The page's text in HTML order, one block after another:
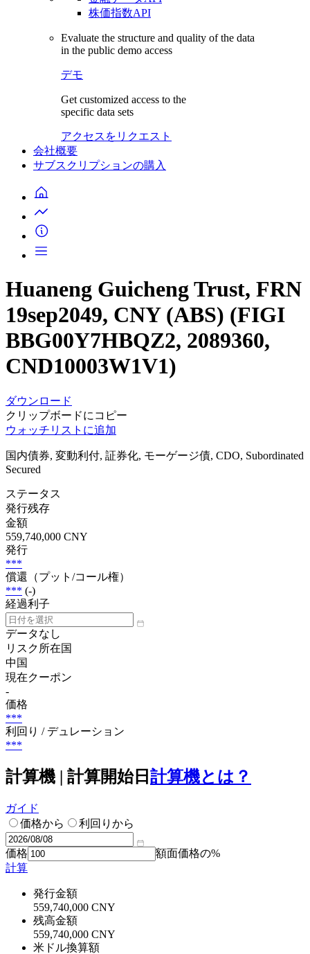
株価指数API
Evaluate the structure and quality of the data
in the public demo access
デモ
Get customized access to the
specific data sets
アクセスをリクエスト
会社概要
サブスクリプションの購入
Huaneng Guicheng Trust, FRN
19sep2049, CNY (ABS) (FIGI
BBG00Y7HBQZ2, 2089360,
CND10003W1V1)
ダウンロード
クリップボードにコピー
ウォッチリストに追加
国内債券, 変動利付, 証券化, モーゲージ債, CDO, Subordinated
Secured
ステータス
発行残存
金額
559,740,000 CNY
発行
***
償還（プット/コール権）
*** (-)
経過利子
データなし
リスク所在国
中国
現在クーポン
-
価格
***
利回り / デュレーション
***
計算機 | 計算開始日 計算機とは？
ガイド
価格から
利回りから
価格
額面価格の%
計算
発行金額
559,740,000 CNY
残高金額
559,740,000 CNY
米ドル換算額